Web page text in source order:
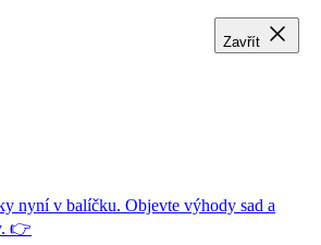
nyní v balíčku. Objevte výhody sad a
👉
Zavřít
Zavřít
Zavřít